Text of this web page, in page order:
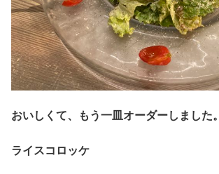
おいしくて、もう一皿オーダーしました。
ライスコロッケ